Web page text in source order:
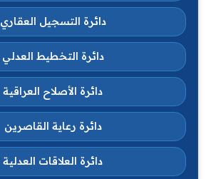
دائرة التسجيل العقاري
دائرة التخطيط العدلي
دائرة الأصلاح العراقية
دائرة رعاية القاصرين
دائرة العلاقات العدلية